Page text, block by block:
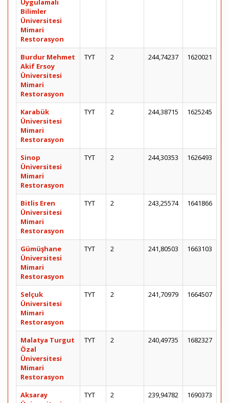
Uygulamalı
Bilimler
Üniversitesi
Mimari
Restorasyon
Burdur Mehmet
Akif Ersoy
Üniversitesi
Mimari
Restorasyon
TYT 2 244,74237 1620021
Karabük
Üniversitesi
Mimari
Restorasyon
TYT 2 244,38715 1625245
Sinop
Üniversitesi
Mimari
Restorasyon
TYT 2 244,30353 1626493
Bitlis Eren
Üniversitesi
Mimari
Restorasyon
TYT 2 243,25574 1641866
Gümüşhane
Üniversitesi
Mimari
Restorasyon
TYT 2 241,80503 1663103
Selçuk
Üniversitesi
Mimari
Restorasyon
TYT 2 241,70979 1664507
Malatya Turgut
Özal
Üniversitesi
Mimari
Restorasyon
TYT 2 240,49735 1682327
Aksaray
TYT 2 239,94782 1690373